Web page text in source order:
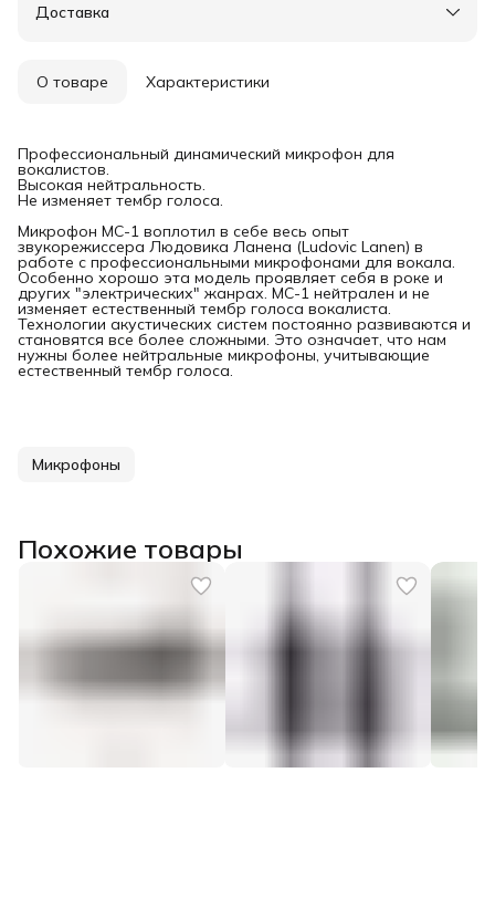
Доставка
О товаре Характеристики
Профессиональный динамический микрофон для
вокалистов.
Высокая нейтральность.
Не изменяет тембр голоса.
Микрофон MC-1 воплотил в себе весь опыт
звукорежиссера Людовика Ланена (Ludovic Lanen) в
работе с профессиональными микрофонами для вокала.
Особенно хорошо эта модель проявляет себя в роке и
других "электрических" жанрах. MC-1 нейтрален и не
изменяет естественный тембр голоса вокалиста.
Технологии акустических систем постоянно развиваются и
становятся все более сложными. Это означает, что нам
нужны более нейтральные микрофоны, учитывающие
естественный тембр голоса.
Микрофоны
Похожие товары